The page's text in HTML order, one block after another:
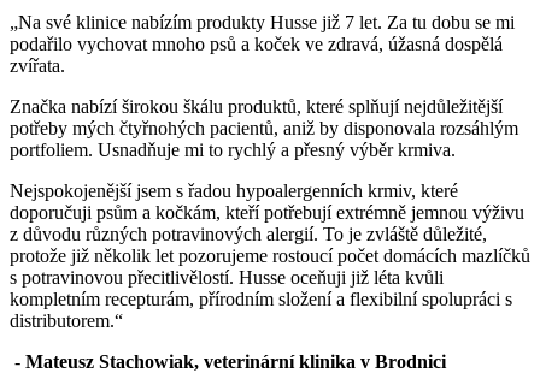
„Na své klinice nabízím produkty Husse již 7 let. Za tu dobu se mi
podařilo vychovat mnoho psů a koček ve zdravá, úžasná dospělá
zvířata.
Značka nabízí širokou škálu produktů, které splňují nejdůležitější
potřeby mých čtyřnohých pacientů, aniž by disponovala rozsáhlým
portfoliem. Usnadňuje mi to rychlý a přesný výběr krmiva.
Nejspokojenější jsem s řadou hypoalergenních krmiv, které
doporučuji psům a kočkám, kteří potřebují extrémně jemnou výživu
z důvodu různých potravinových alergií. To je zvláště důležité,
protože již několik let pozorujeme rostoucí počet domácích mazlíčků
s potravinovou přecitlivělostí. Husse oceňuji již léta kvůli
kompletním recepturám, přírodním složení a flexibilní spolupráci s
distributorem.“
- Mateusz Stachowiak, veterinární klinika v Brodnici